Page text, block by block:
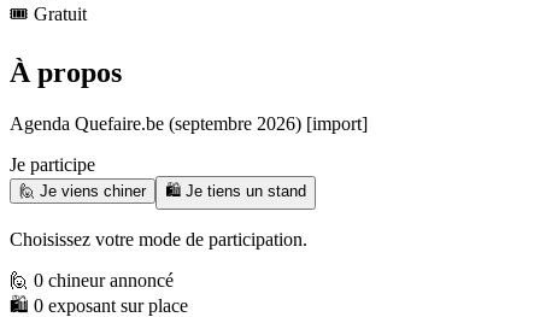
🎟️ Gratuit
À propos
Agenda Quefaire.be (septembre 2026) [import]
Je participe
🙋 Je viens chiner 🛍️ Je tiens un stand
Choisissez votre mode de participation.
🙋 0 chineur annoncé
🛍️ 0 exposant sur place